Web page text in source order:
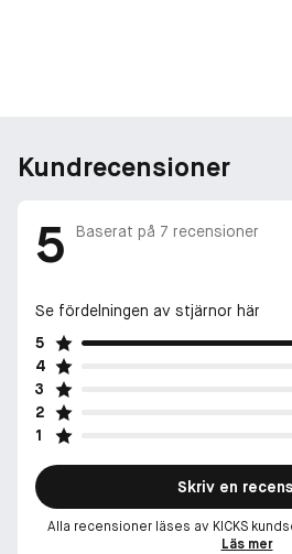
Kundrecensioner
5 Baserat på 7 recensioner
Se fördelningen av stjärnor här
5
4
3
2
1
Skriv en
Alla recensioner läses av KICKS
Läs mer